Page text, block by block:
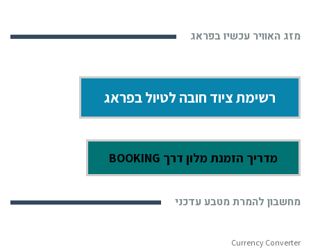
מזג האוויר עכשיו בפראג
רשימת ציוד חובה לטיול בפראג
מדריך הזמנת מלון דרך BOOKING
מחשבון להמרת מטבע עדכני
Currency Converter